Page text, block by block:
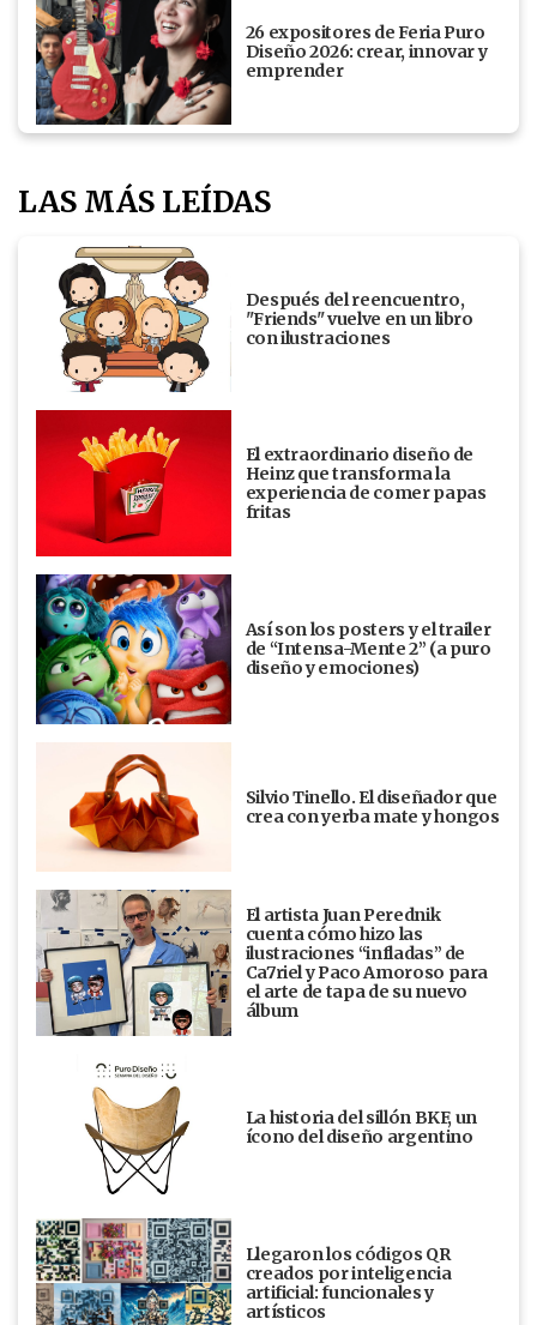
26 expositores de Feria Puro
Diseño 2026: crear, innovar y
emprender
LAS MÁS LEÍDAS
Después del reencuentro,
"Friends" vuelve en un libro
con ilustraciones
El extraordinario diseño de
Heinz que transforma la
experiencia de comer papas
fritas
Así son los posters y el trailer
de “Intensa-Mente 2” (a puro
diseño y emociones)
Silvio Tinello. El diseñador que
crea con yerba mate y hongos
El artista Juan Perednik
cuenta cómo hizo las
ilustraciones “infladas” de
Ca7riel y Paco Amoroso para
el arte de tapa de su nuevo
álbum
La historia del sillón BKF, un
ícono del diseño argentino
Llegaron los códigos QR
creados por inteligencia
artificial: funcionales y
artísticos